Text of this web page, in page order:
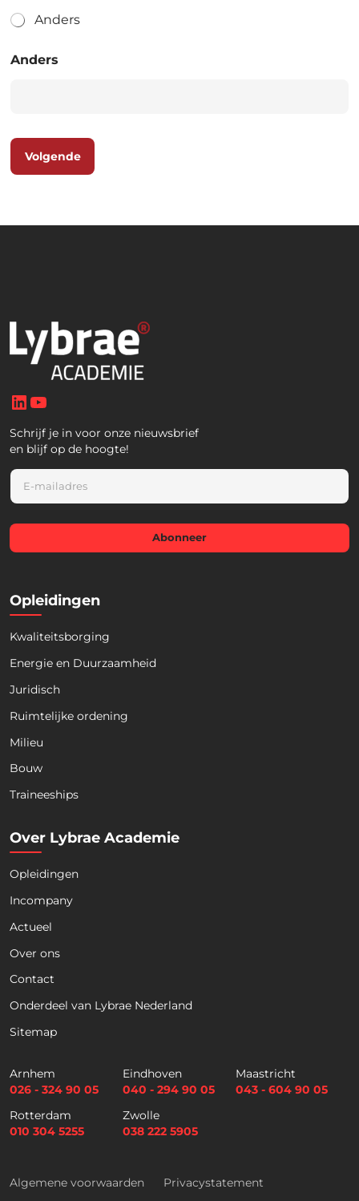
Anders
Anders
Volgende
LinkedIn
Schrijf je in voor onze nieuwsbrief
en blijf op de hoogte!
E
a
i
*
Abonneer
Opleidingen
Kwaliteitsborging
Energie en Duurzaamheid
Juridisch
Ruimtelijke ordening
Milieu
Bouw
Traineeships
Over Lybrae Academie
Opleidingen
Incompany
Actueel
Over ons
Contact
Onderdeel van Lybrae Nederland
Sitemap
Arnhem
026 - 324 90 05
Eindhoven
040 - 294 90 05
Maastricht
043 - 604 90 05
Rotterdam
010 304 5255
Zwolle
038 222 5905
Algemene voorwaarden
Privacystatement
Naam
Telefoon
m
a
l
*
Selectievakjes *
Hierbij accepteer ik dat ik via dit e-